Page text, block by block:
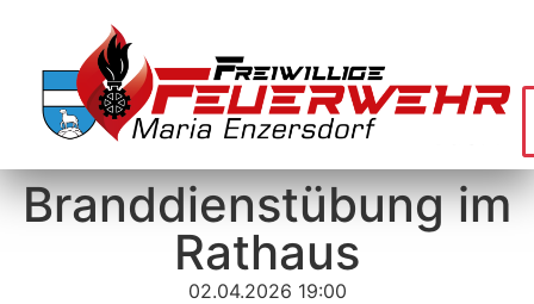
Branddienstübung im
Rathaus
02.04.2026 19:00